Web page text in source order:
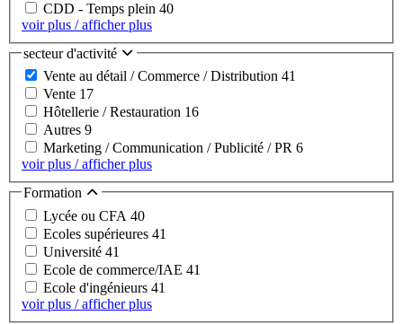
CDD - Temps plein 40
voir plus / afficher plus
secteur d'activité
Vente au détail / Commerce / Distribution 41
Vente 17
Hôtellerie / Restauration 16
Autres 9
Marketing / Communication / Publicité / PR 6
voir plus / afficher plus
Formation
Lycée ou CFA 40
Ecoles supérieures 41
Université 41
Ecole de commerce/IAE 41
Ecole d'ingénieurs 41
voir plus / afficher plus